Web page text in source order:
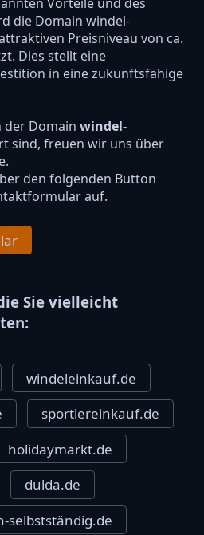
die Domain windel-
Preisniveau von ca.
Dies stellt eine
in eine zukunftsfähige
der Domain windel-
sind, freuen wir uns über
den folgenden Button
auf.
Sie vielleicht
windeleinkauf.de
sportlereinkauf.de
holidaymarkt.de
dulda.de
selbstständig.de